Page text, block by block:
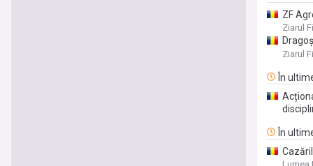
ZF
să
Ziarul
Ziarul
În
În
Lumea